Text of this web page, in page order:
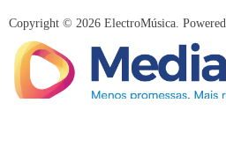
Copyright © 2026 ElectroMúsica.